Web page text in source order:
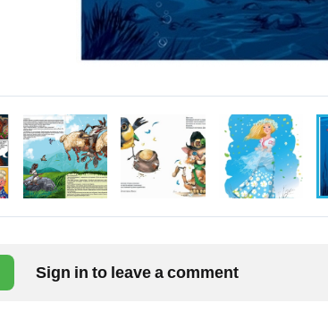
Sign in to leave a comment